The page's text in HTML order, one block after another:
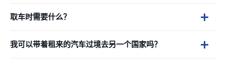
取车时需要什么？
我可以带着租来的汽车过境去另一个国家吗？